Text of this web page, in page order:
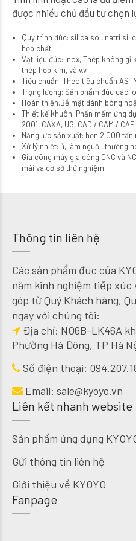
được nhiều chủ đầu tư chọn
Quy trình đúc: silica sol, natri
hợp chất
Vật liệu đúc: Inox, Thép không
thép hợp kim, và v.v.
Tiêu chuẩn: Theo tiêu chuẩn
Trọng lượng: Sản phẩm đúc các
Hoàn thiện.Bề mặt đánh bóng
Thiết kế khuôn: Phần mềm ứng
2001, CAXA, UG, CAD / CAM / CAE
Năng lực sản xuất: hơn 2.000 tấn
Xử lý nhiệt: ủ, làm nguội, thường
Gia công máy gia công CNC và
mài và cơ sở thử nghiệm
Thông tin liên hệ
Các sản phẩm đúc của
năm kinh nghiệm tiếp xúc
góp từ Quý Khách hàng,
ngay với chúng tôi:
Địa chỉ: NO6B-LK46A
Phường Hà Đông, TP Hà
Số điện thoại:
Email: sale@kyoyo.vn
Liên kết nhanh website
Sản phẩm ứng dụng
Gửi thông tin liên hệ
Giới thiệu về KYOYO
Fanpage